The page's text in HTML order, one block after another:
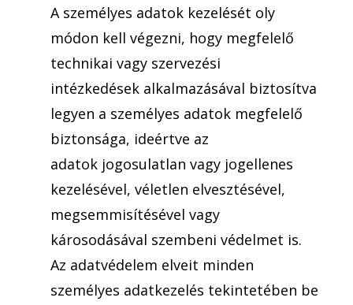
A személyes adatok kezelését oly
módon kell végezni, hogy megfelelő
technikai vagy szervezési
intézkedések alkalmazásával biztosítva
legyen a személyes adatok megfelelő
biztonsága, ideértve az
adatok jogosulatlan vagy jogellenes
kezelésével, véletlen elvesztésével,
megsemmisítésével vagy
károsodásával szembeni védelmet is.
Az adatvédelem elveit minden
személyes adatkezelés tekintetében be